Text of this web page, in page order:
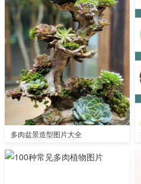
多肉盆景造型图片大全